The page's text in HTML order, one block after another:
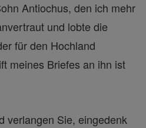
Antiochus, den ich mehr
und lobte die
für den Hochland
meines Briefes an ihn ist
verlangen Sie, eingedenk